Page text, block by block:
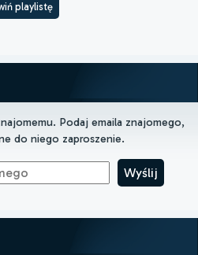
playlistę
Podaj emaila znajomego,
do niego zaproszenie.